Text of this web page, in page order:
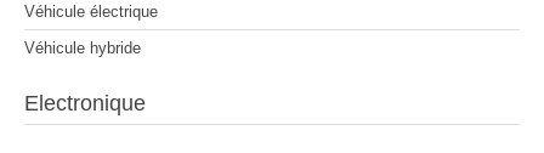
Véhicule électrique
Véhicule hybride
Electronique